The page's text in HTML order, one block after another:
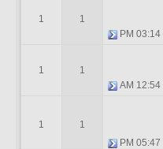
03:14 PM
1
1
12:54 AM
1
1
05:47 PM
1
1